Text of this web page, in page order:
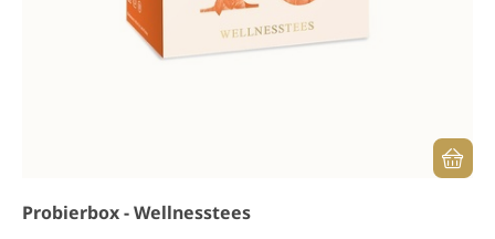
Probierbox - Wellnesstees